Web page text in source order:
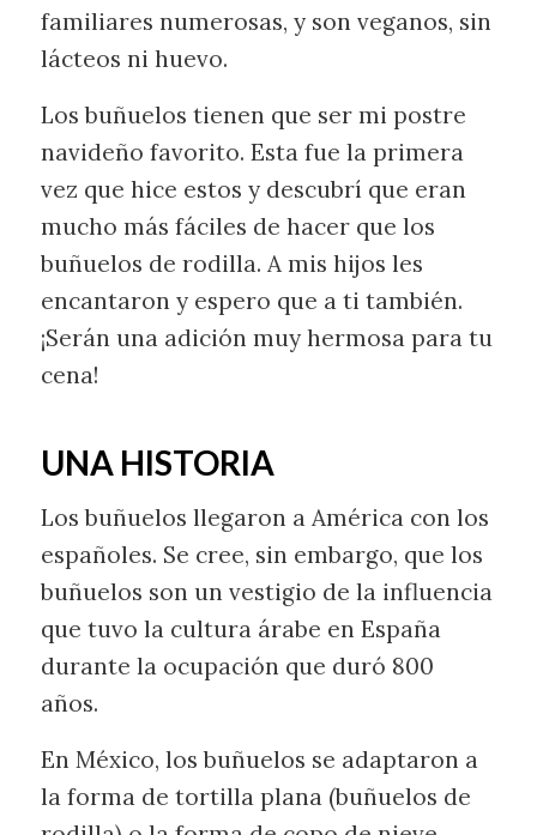
familiares numerosas, y son veganos, sin
lácteos ni huevo.
Los buñuelos tienen que ser mi postre
navideño favorito. Esta fue la primera
vez que hice estos y descubrí que eran
mucho más fáciles de hacer que los
buñuelos de rodilla. A mis hijos les
encantaron y espero que a ti también.
¡Serán una adición muy hermosa para tu
cena!
UNA HISTORIA
Los buñuelos llegaron a América con los
españoles. Se cree, sin embargo, que los
buñuelos son un vestigio de la influencia
que tuvo la cultura árabe en España
durante la ocupación que duró 800
años.
En México, los buñuelos se adaptaron a
la forma de tortilla plana (buñuelos de